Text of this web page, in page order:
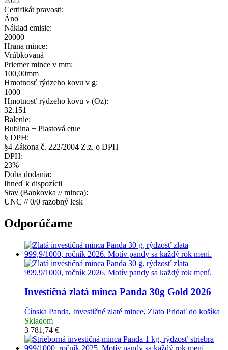
Certifikát pravosti:
Áno
Náklad emisie:
20000
Hrana mince:
Vrúbkovaná
Priemer mince v mm:
100,00mm
Hmotnosť rýdzeho kovu v g:
1000
Hmotnosť rýdzeho kovu v (Oz):
32.151
Balenie:
Bublina + Plastová etue
§ DPH:
§4 Zákona č. 222/2004 Z.z. o DPH
DPH:
23%
Doba dodania:
Ihneď k dispozícii
Stav (Bankovka // minca):
UNC // 0/0 razobný lesk
Odporúčame
Investičná zlatá minca Panda 30g Gold 2026
Čínska Panda, Investičné zlaté mince, Zlato Pridať do košíka
Skladom
3 781,74 €